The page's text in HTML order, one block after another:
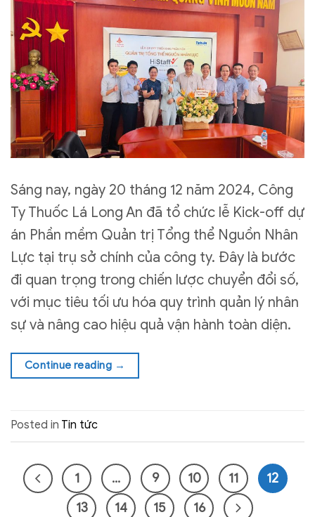
Sáng nay, ngày 20 tháng 12 năm 2024, Công
Ty Thuốc Lá Long An đã tổ chức lễ Kick-off dự
án Phần mềm Quản trị Tổng thể Nguồn Nhân
Lực tại trụ sở chính của công ty. Đây là bước
đi quan trọng trong chiến lược chuyển đổi số,
với mục tiêu tối ưu hóa quy trình quản lý nhân
sự và nâng cao hiệu quả vận hành toàn diện.
Continue reading →
Posted in Tin tức
1 … 9 10 11
12
13
14 15 16